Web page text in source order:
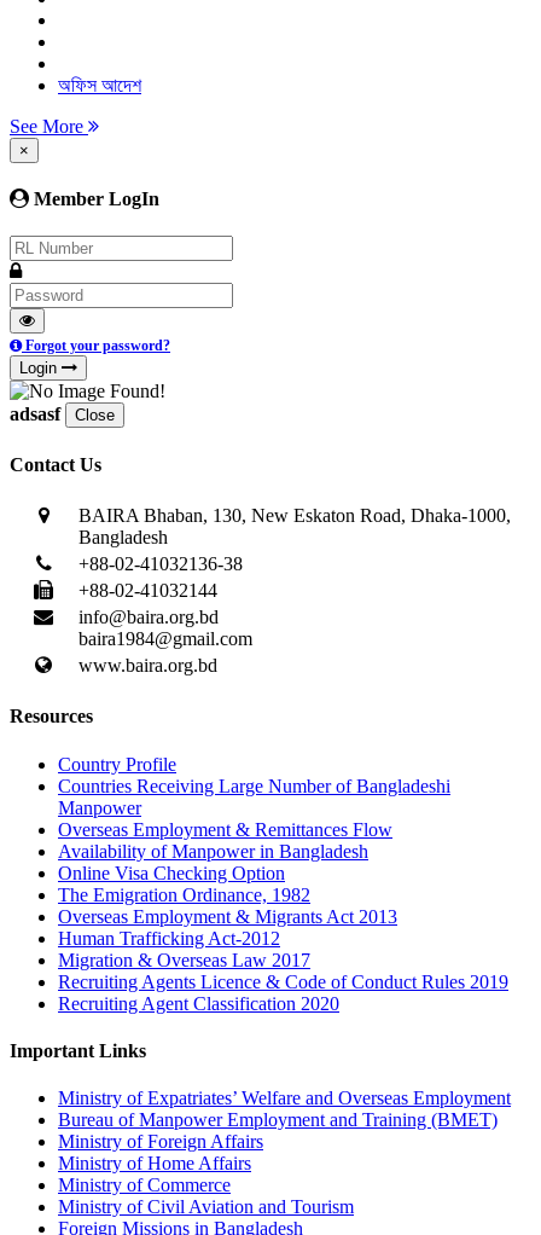
অফিস আদেশ
See More
×
Member LogIn
Forgot your password?
Login
adsasf Close
Contact Us
BAIRA Bhaban, 130, New Eskaton Road, Dhaka-1000,
Bangladesh
+88-02-41032136-38
+88-02-41032144
info@baira.org.bd
baira1984@gmail.com
www.baira.org.bd
Resources
Country Profile
Countries Receiving Large Number of Bangladeshi
Manpower
Overseas Employment & Remittances Flow
Availability of Manpower in Bangladesh
Online Visa Checking Option
The Emigration Ordinance, 1982
Overseas Employment & Migrants Act 2013
Human Trafficking Act-2012
Migration & Overseas Law 2017
Recruiting Agents Licence & Code of Conduct Rules 2019
Recruiting Agent Classification 2020
Important Links
Ministry of Expatriates’ Welfare and Overseas Employment
Bureau of Manpower Employment and Training (BMET)
Ministry of Foreign Affairs
Ministry of Home Affairs
Ministry of Commerce
Ministry of Civil Aviation and Tourism
Foreign Missions in Bangladesh